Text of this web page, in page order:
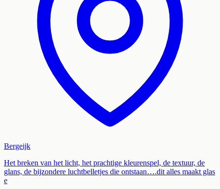
Bergeijk
Het breken van het licht, het prachtige kleurenspel, de textuur, de
glans, de bijzondere luchtbelletjes die ontstaan….dit alles maakt glas
e